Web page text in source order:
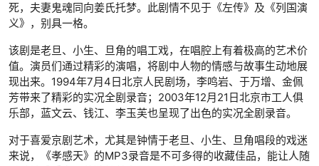
死，夫妻鬼魂同向姜氏托梦。此剧情不见于《左传》及《列国演
义》，别具一格。
该剧是老旦、小生、旦角的唱工戏，在唱腔上有着极高的艺术价
值。演员们通过精彩的演唱，将剧中人物的情感与故事生动地展
现出来。1994年7月4日北京人民剧场，李鸣岩、于万增、金佩
芳带来了精彩的实况全剧录音；2003年12月21日北京市工人俱
乐部，蓝文云、钱江、李玉芙也呈现了出色的实况全剧录音。
对于喜爱京剧艺术，尤其是钟情于老旦、小生、旦角唱段的戏迷
来说，《孝感天》的MP3录音是不可多得的收藏佳品，能让人随